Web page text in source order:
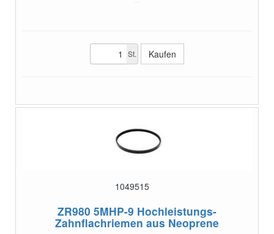
St.
1049515
ZR980 5MHP-9 Hochleistungs-
Zahnflachriemen aus Neoprene